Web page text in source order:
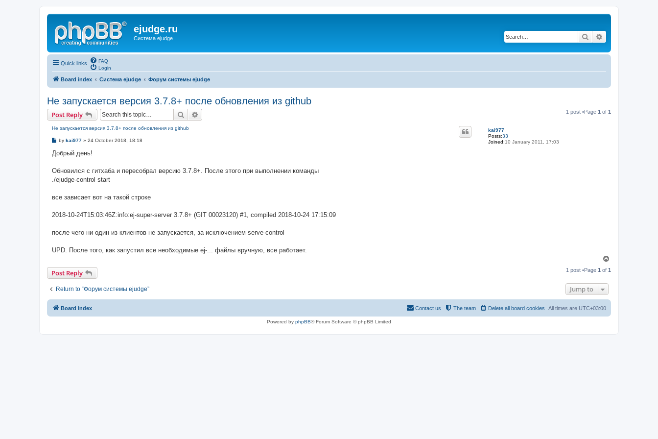
ejudge.ru
Система ejudge Search
Quick links
FAQ
Login
Board index Система ejudge Форум системы ejudge
Не запускается версия 3.7.8+ после обновления из github
Post Reply Search 1 post •Page 1 of 1
kai977
Posts:33
Joined:10 January 2011, 17:03
Не запускается версия 3.7.8+ после обновления из github
P
s
by kai977 » 24 October 2018, 18:18
Добрый день!
Обновился с гитхаба и пересобрал версию 3.7.8+. После этого при выполнении команды
./ejudge-control start
все зависает вот на такой строке
2018-10-24T15:03:46Z:info:ej-super-server 3.7.8+ (GIT 00023120) #1, compiled 2018-10-24 17:15:09
после чего ни один из клиентов не запускается, за исключением serve-control
UPD. После того, как запустил все необходимые ej-... файлы вручную, все работает.
p
Post Reply 1 post •Page 1 of 1
Return to “Форум системы ejudge” Jump to
Board index All times are UTC+03:00
Delete all board cookies
The team
Contact us
Powered by phpBB® Forum Software © phpBB Limited